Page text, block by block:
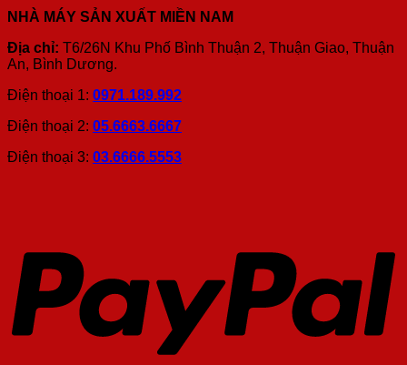
NHÀ MÁY SẢN XUẤT MIỀN NAM
Địa chỉ: T6/26N Khu Phố Bình Thuận 2, Thuận Giao, Thuận
An, Bình Dương.
Điện thoại 1: 0971.189.992
Điện thoại 2: 05.6663.6667
Điện thoại 3: 03.6666.5553